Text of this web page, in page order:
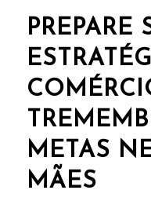
PREPARE
METAS
MÃES